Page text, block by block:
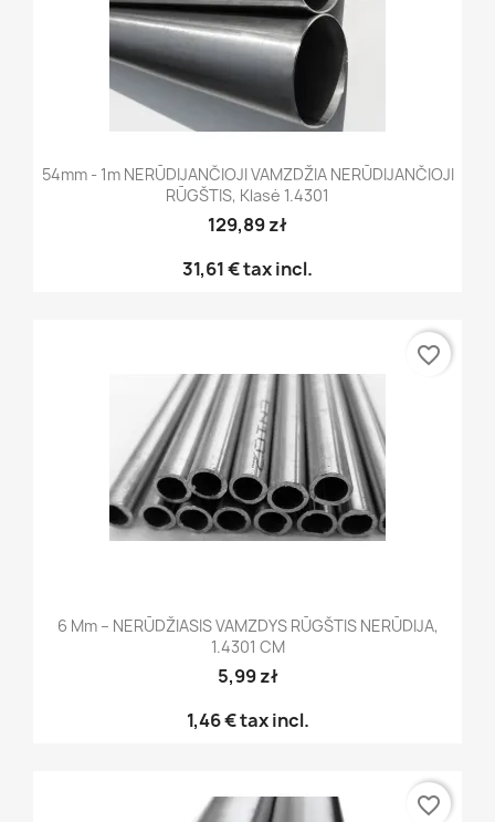
54mm - 1m NERŪDIJANČIOJI VAMZDŽIA NERŪDIJANČIOJI
RŪGŠTIS, Klasė 1.4301
129,89 zł
31,61 €tax incl.
6 Mm – NERŪDŽIASIS VAMZDYS RŪGŠTIS NERŪDIJA,
1.4301 CM
5,99 zł
1,46 €tax incl.
favorite_border
favorite_border